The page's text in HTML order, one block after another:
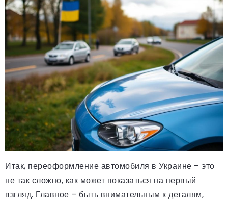
Итак, переоформление автомобиля в Украине – это
не так сложно, как может показаться на первый
взгляд. Главное – быть внимательным к деталям,